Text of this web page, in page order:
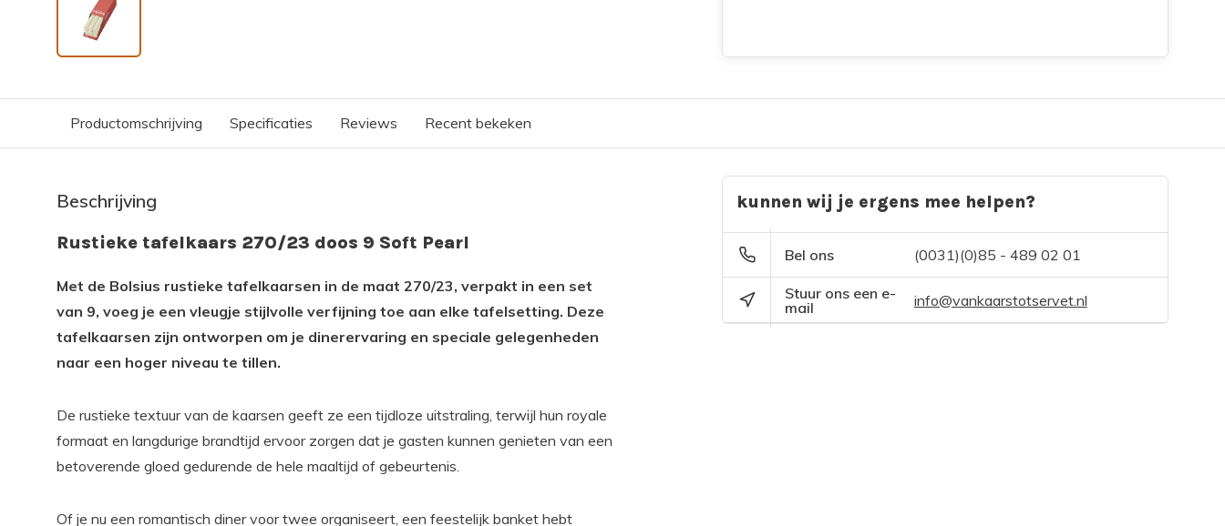
Productomschrijving Specificaties Reviews Recent bekeken
Beschrijving
Rustieke tafelkaars 270/23 doos 9 Soft Pearl
Met de Bolsius rustieke tafelkaarsen in de maat 270/23, verpakt in een set
van 9, voeg je een vleugje stijlvolle verfijning toe aan elke tafelsetting. Deze
tafelkaarsen zijn ontworpen om je dinerervaring en speciale gelegenheden
naar een hoger niveau te tillen.
De rustieke textuur van de kaarsen geeft ze een tijdloze uitstraling, terwijl hun royale
formaat en langdurige brandtijd ervoor zorgen dat je gasten kunnen genieten van een
betoverende gloed gedurende de hele maaltijd of gebeurtenis.
Of je nu een romantisch diner voor twee organiseert, een feestelijk banket hebt
kunnen wij je ergens mee helpen?
Bel ons (0031)(0)85 - 489 02 01
Stuur ons een e-
mail
info@vankaarstotservet.nl